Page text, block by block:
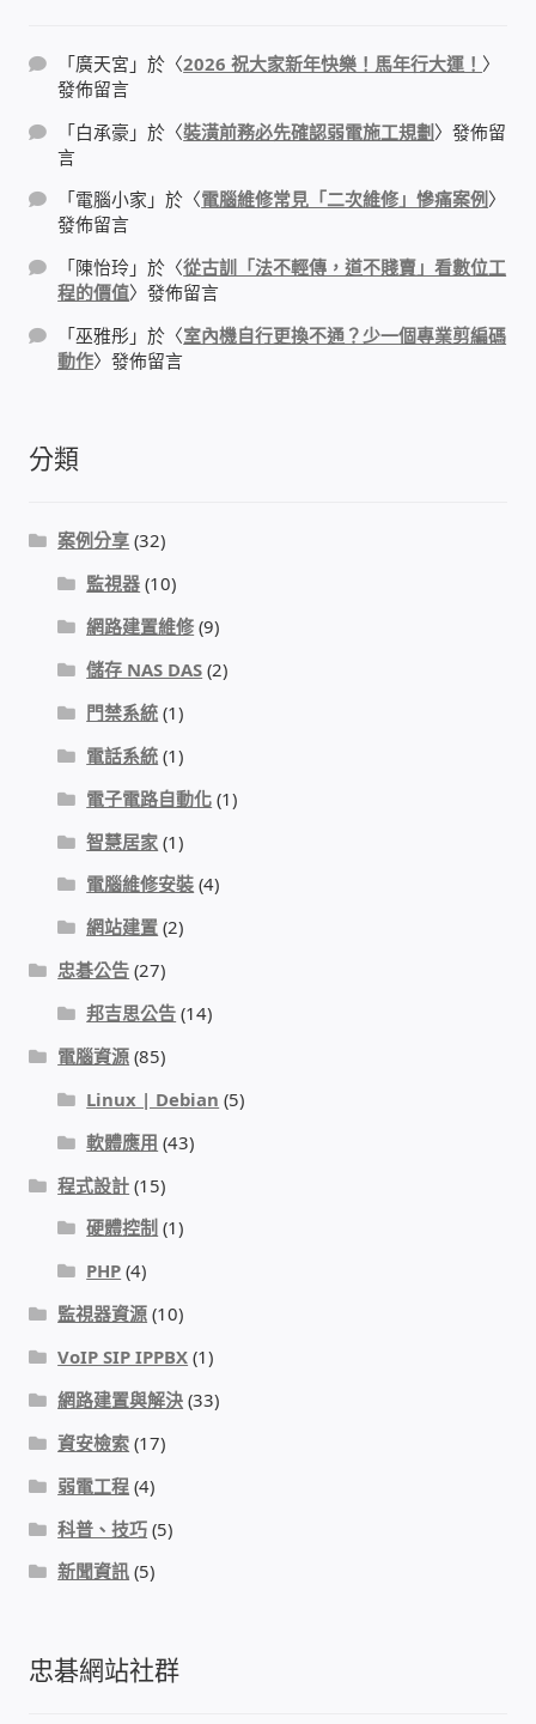
電子模組電路模塊
門禁安全控制 工具 軟體 手冊
建築技術設備設置
租屋維修、租屋安全
智慧電錶、儲值、雲端 電子式電錶
DIY材料
結帳
退款和退貨政策
「廣天宮 」於〈2026 祝大家新年快樂！馬年行大運！ 〉
發佈留言
「白承豪 」於〈裝潢前務必先確認弱電施工規劃〉發佈留
言
「電腦小家 」於〈電腦維修常見「二次維修」慘痛案例 〉
發佈留言
「陳怡玲 」於〈從古訓「法不輕傳，道不賤賣」看數位工
程的價值〉發佈留言
「巫雅彤 」於〈室內機自行更換不通？少一個專業剪編碼
動作〉發佈留言
分類
案例分享 (32)
監視器 (10)
網路建置維修 (9)
儲存 NAS DAS (2)
門禁系統 (1)
電話系統 (1)
電子電路自動化 (1)
智慧居家 (1)
電腦維修安裝 (4)
網站建置 (2)
忠碁公告 (27)
邦吉思公告 (14)
電腦資源 (85)
Linux | Debian (5)
軟體應用 (43)
程式設計 (15)
硬體控制 (1)
PHP (4)
監視器資源 (10)
VoIP SIP IPPBX (1)
網路建置與解決 (33)
資安檢索 (17)
弱電工程 (4)
科普、技巧 (5)
新聞資訊 (5)
忠碁網站社群